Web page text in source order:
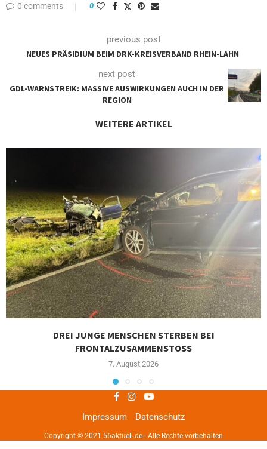
0 comments 0
previous post
NEUES PRÄSIDIUM BEIM DRK-KREISVERBAND RHEIN-LAHN
next post
GDL-WARNSTREIK: MASSIVE AUSWIRKUNGEN AUCH IN DER
REGION
WEITERE ARTIKEL
DREI JUNGE MENSCHEN STERBEN BEI
FRONTALZUSAMMENSTOSS
7. August 2026
Impressum Datenschutz
Copyright © 2021 56aktuell.de - Alle Rechte vorbehalten